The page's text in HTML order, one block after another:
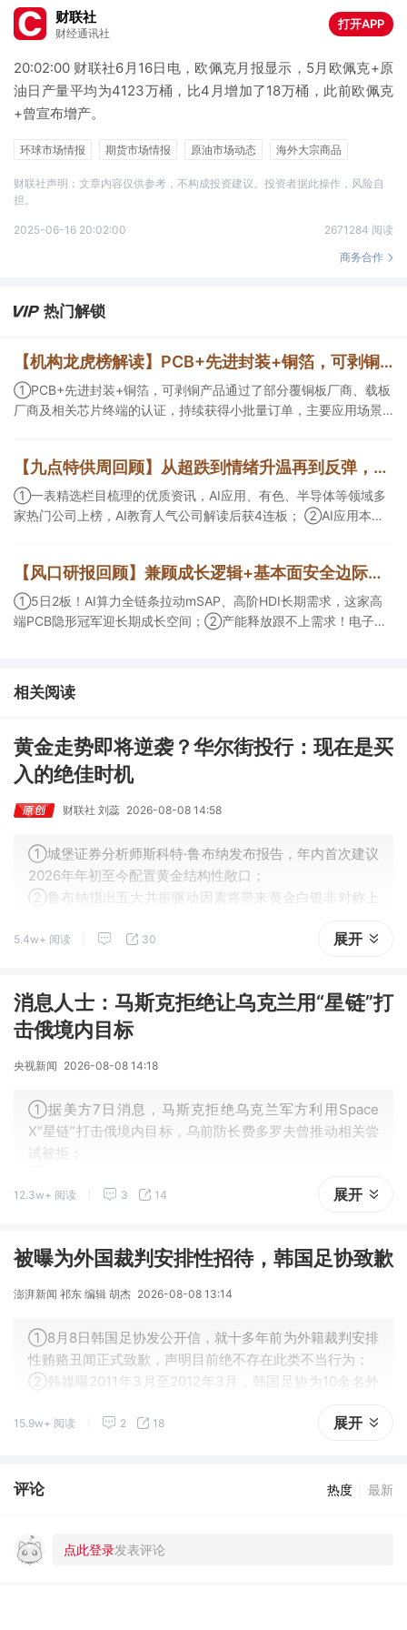
财联社
财经通讯社
打开APP
20:02:00 财联社6月16日电，欧佩克月报显示，5月欧佩克+原
油日产量平均为4123万桶，比4月增加了18万桶，此前欧佩克
+曾宣布增产。
环球市场情报 期货市场情报 原油市场动态
海外大宗商品
财联社声明：文章内容仅供参考，不构成投资建议。投资者据此操作，风险自
担。
2025-06-16 20:02:00
2671284 阅读
商务合作
热门解锁
【机构龙虎榜解读】PCB+先进封装+铜箔，可剥铜产品通过了部分覆铜板厂商、载板厂商及相关芯片终端的认证，持续获得小批量订单，主要应用场景包括芯片封装光模块用PCB，机构大额净买入这家公司
①PCB+先进封装+铜箔，可剥铜产品通过了部分覆铜板厂商、载板
厂商及相关芯片终端的认证，持续获得小批量订单，主要应用场景
等方面具有丰富经验，具备承接细胞与基因治疗产品商业化受托生
产的合规资质，这家公司获净买入。
【九点特供周回顾】从超跌到情绪升温再到反弹，栏目梳理AI应用题材逻辑，AI教育人气公司解读后获4连板
①一表精选栏目梳理的优质资讯，AI应用、有色、半导体等领域多
家热门公司上榜，AI教育人气公司解读后获4连板； ②AI应用本周
角前瞻产业供需情况，提及2家核心公司双双涨停。
【风口研报回顾】兼顾成长逻辑+基本面安全边际！王牌自营前瞻覆盖“pcb+MLCC+电子布”，梳理AI产业链优质标的“深坑起跳”
①5日2板！AI算力全链条拉动mSAP、高阶HDI长期需求，这家高
端PCB隐形冠军迎长期成长空间；②产能释放跟不上需求！电子布
价预期暂未被市场定价，王牌自营前瞻捕捉“预期差”，3日大涨
26%。
相关阅读
黄金走势即将逆袭？华尔街投行：现在是买
入的绝佳时机
财联社 刘蕊 2026-08-08 14:58
①城堡证券分析师斯科特·鲁布纳发布报告，年内首次建议
2026年年初至今配置黄金结构性敞口；
②鲁布纳指出五大共振驱动因素将带来黄金白银非对称上
净空头持仓、期权盘面多头信号积聚、散户资金待释放。
5.4w+ 阅读 30 展开
消息人士：马斯克拒绝让乌克兰用“星链”打
击俄境内目标
央视新闻 2026-08-08 14:18
①据美方7日消息，马斯克拒绝乌克兰军方利用Space
X“星链”打击俄境内目标，乌前防长费多罗夫曾推动相关尝
试被拒；
使用“星链”，乌跨境打击只能依赖精度更低的其他导航系
12.3w+ 阅读 3 14 展开
被曝为外国裁判安排性招待，韩国足协致歉
澎湃新闻 祁东 编辑 胡杰 2026-08-08 13:14
①8月8日韩国足协发公开信，就十多年前为外籍裁判安排
性贿赂丑闻正式致歉，声明目前绝不存在此类不当行为；
②韩媒曝2011年3月至2012年3月，韩国足协为10余名外
15.9w+ 阅读 2 18 展开
评论 热度 最新